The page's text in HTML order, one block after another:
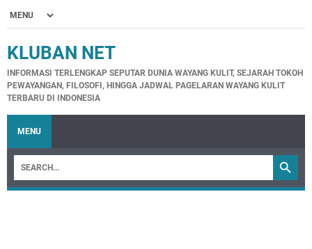
KLUBAN NET
INFORMASI TERLENGKAP SEPUTAR DUNIA WAYANG KULIT, SEJARAH TOKOH
PEWAYANGAN, FILOSOFI, HINGGA JADWAL PAGELARAN WAYANG KULIT
TERBARU DI INDONESIA
MENU